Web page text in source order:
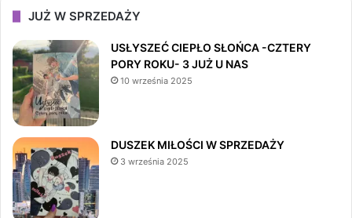
c
e
b
k
a
T
o
JUŻ W SPRZEDAŻY
USŁYSZEĆ CIEPŁO SŁOŃCA -CZTERY
PORY ROKU- 3 JUŻ U NAS
10 września 2025
DUSZEK MIŁOŚCI W SPRZEDAŻY
3 września 2025